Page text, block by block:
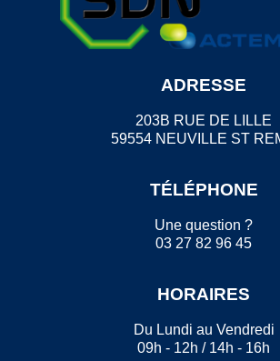
ADRESSE
203B RUE DE LILLE
59554 NEUVILLE ST
TÉLÉPHONE
Une question ?
03 27 82 96 45
HORAIRES
Du Lundi au Vendredi
09h - 12h / 14h - 16h